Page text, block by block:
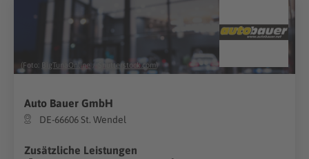
(Foto: BigTunaOnline / Shutterstock.com)
Auto Bauer GmbH
DE-66606 St. Wendel
Zusätzliche Leistungen